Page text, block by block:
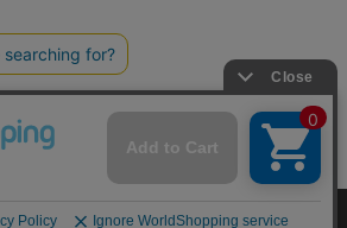
特定商取引法に関する表示